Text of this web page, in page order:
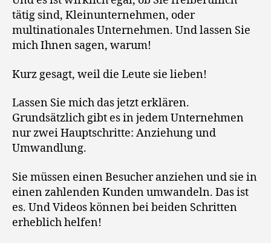
tätig sind, Kleinunternehmen, oder
multinationales Unternehmen. Und lassen Sie
mich Ihnen sagen, warum!
Kurz gesagt, weil die Leute sie lieben!
Lassen Sie mich das jetzt erklären.
Grundsätzlich gibt es in jedem Unternehmen
nur zwei Hauptschritte: Anziehung und
Umwandlung.
Sie müssen einen Besucher anziehen und sie in
einen zahlenden Kunden umwandeln. Das ist
es. Und Videos können bei beiden Schritten
erheblich helfen!